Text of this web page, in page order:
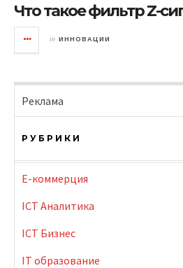
Что такое фильтр Z-
in ИННОВАЦИИ
Реклама
РУБРИКИ
E-коммерция
ICT Аналитика
ICT Бизнес
IT образование